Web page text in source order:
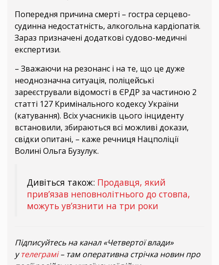
Попередня причина смерті – гостра серцево-
судинна недостатність, алкогольна кардіопатія.
Зараз призначені додаткові судово-медичні
експертизи.
– Зважаючи на резонанс і на те, що це дуже
неоднозначна ситуація, поліцейські
зареєстрували відомості в ЄРДР за частиною 2
статті 127 Кримінального кодексу України
(катування). Всіх учасників цього інциденту
встановили, збираються всі можливі докази,
свідки опитані, – каже речниця Нацполіції
Волині Ольга Бузулук.
Дивіться також: Продавця, який
прив’язав неповнолітнього до стовпа,
можуть ув’язнити на три роки
Підписуйтесь на канал «Четвертої влади»
утелеграмі– там оперативна стрічка новин про